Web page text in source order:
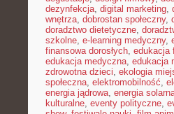
dezynfekcja, digital marketing,
wnętrza, dobrostan społeczny,
doradztwo dietetyczne,
szkolne, e-learning medyczny,
finansowa dorosłych, edukacja
edukacja medyczna, edukacja
zdrowotna dzieci, ekologia
społeczna, elektromobilność,
energia jądrowa, energia
kulturalne, eventy polityczne,